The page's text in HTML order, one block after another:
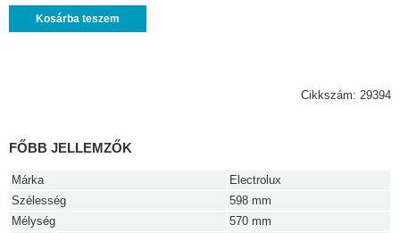
Kosárba teszem
Cikkszám: 29394
FŐBB JELLEMZŐK
Márka
Electrolux
Szélesség
598 mm
Mélység
570 mm